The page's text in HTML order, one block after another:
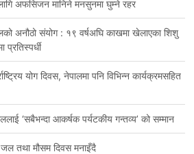
अफसिजन मानिने मनसुनमा घुम्ने रहर
अनौठो संयोग : १९ वर्षअघि काखमा खेलाएका शिशु
प्रतिस्पर्धी
योग दिवस, नेपालमा पनि विभिन्न कार्यक्रमसहित
‘सबैभन्दा आकर्षक पर्यटकीय गन्तव्य’ को सम्मान
तथा मौसम दिवस मनाइँदै